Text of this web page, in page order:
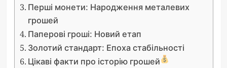
Перші монети: Народження металевих
грошей
Паперові гроші: Новий етап
Золотий стандарт: Епоха стабільності
Цікаві факти про історію грошей